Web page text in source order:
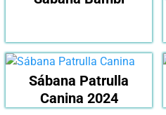
Sábana Patrulla
Canina 2024